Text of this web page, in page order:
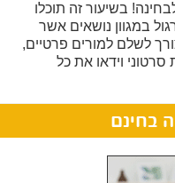
בשיעור זה תוכלו
במגוון נושאים אשר
אין צורך לשלם למורים פרטיים,
וידאו את כל
בחינם